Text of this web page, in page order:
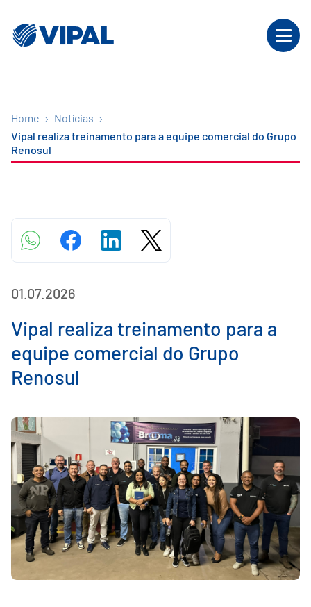
Home
Notícias
Vipal realiza treinamento para a equipe comercial do Grupo
Renosul
01.07.2026
Vipal realiza treinamento para a
equipe comercial do Grupo
Renosul